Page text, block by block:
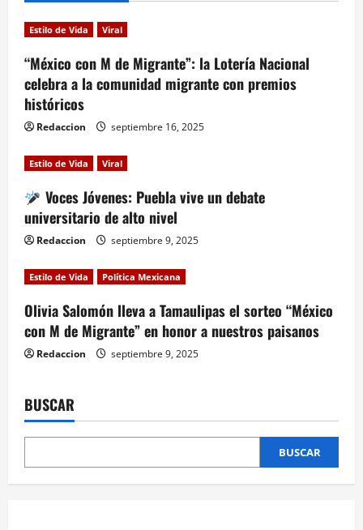
i
g
a
t
i
o
n
Estilo de Vida Viral
“México con M de Migrante”: la Lotería Nacional
celebra a la comunidad migrante con premios
históricos
Redaccion septiembre 16, 2025
Estilo de Vida Viral
Voces Jóvenes: Puebla vive un debate
universitario de alto nivel
Redaccion septiembre 9, 2025
Estilo de Vida Política Mexicana
Olivia Salomón lleva a Tamaulipas el sorteo “México
con M de Migrante” en honor a nuestros paisanos
Redaccion septiembre 9, 2025
BUSCAR
BUSCAR